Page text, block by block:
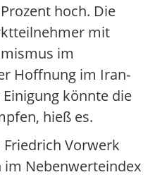
hoch. Die
mit
im
Hoffnung im Iran-
könnte die
hieß es.
Vorwerk
im Nebenwerteindex